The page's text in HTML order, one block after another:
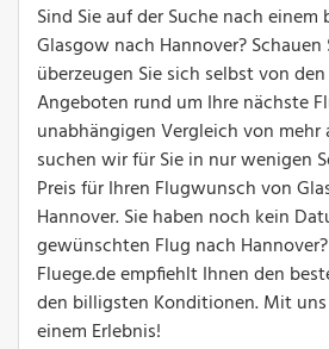
Sind Sie auf der Suche nach
Glasgow nach Hannover?
überzeugen Sie sich selbst von
Angeboten rund um Ihre nächste
unabhängigen Vergleich von mehr
suchen wir für Sie in nur wenigen
Preis für Ihren Flugwunsch von
Hannover. Sie haben noch kein
gewünschten Flug nach
Fluege.de empfiehlt Ihnen den
den billigsten Konditionen. Mit
einem Erlebnis!